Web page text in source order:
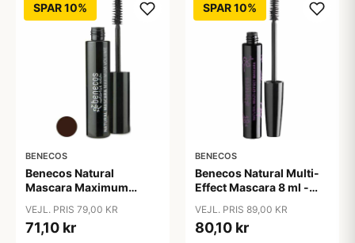
SPAR 10%
BENECOS
Benecos Natural
Mascara Maximum
Brown
VEJL. PRIS 79,00 KR
71,10 kr
SPAR 10%
BENECOS
Benecos Natural Multi-
Effect Mascara 8 ml -
VEJL. PRIS 89,00 KR
80,10 kr